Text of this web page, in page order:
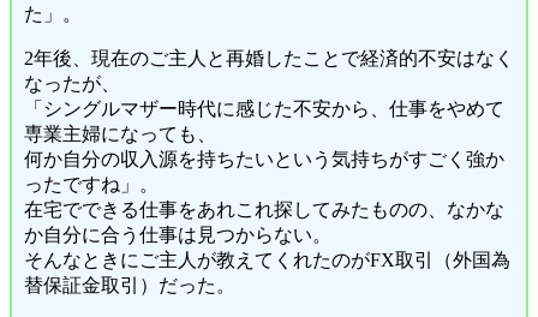
た」。
2年後、現在のご主人と再婚したことで経済的不安はなく
なったが、
「シングルマザー時代に感じた不安から、仕事をやめて
専業主婦になっても、
何か自分の収入源を持ちたいという気持ちがすごく強か
ったですね」。
在宅でできる仕事をあれこれ探してみたものの、なかな
か自分に合う仕事は見つからない。
そんなときにご主人が教えてくれたのがFX取引（外国為
替保証金取引）だった。